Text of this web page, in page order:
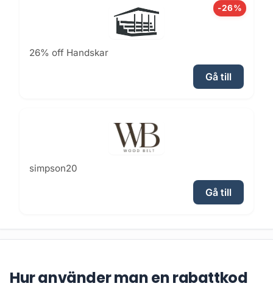
-26%
26% off Handskar
Gå till
simpson20
Gå till
Hur använder man en rabattkod